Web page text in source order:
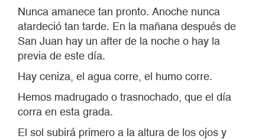
Nunca amanece tan pronto. Anoche nunca
atardeció tan tarde. En la mañana después de
San Juan hay un after de la noche o hay la
previa de este día.
Hay ceniza, el agua corre, el humo corre.
Hemos madrugado o trasnochado, que el día
corra en esta grada.
El sol subirá primero a la altura de los ojos y